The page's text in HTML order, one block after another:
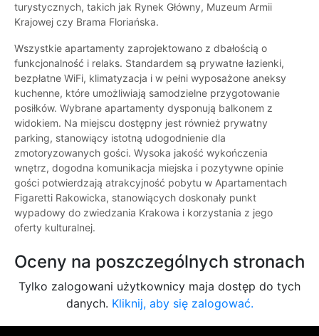
turystycznych, takich jak Rynek Główny, Muzeum Armii
Krajowej czy Brama Floriańska.
Wszystkie apartamenty zaprojektowano z dbałością o
funkcjonalność i relaks. Standardem są prywatne łazienki,
bezpłatne WiFi, klimatyzacja i w pełni wyposażone aneksy
kuchenne, które umożliwiają samodzielne przygotowanie
posiłków. Wybrane apartamenty dysponują balkonem z
widokiem. Na miejscu dostępny jest również prywatny
parking, stanowiący istotną udogodnienie dla
zmotoryzowanych gości. Wysoka jakość wykończenia
wnętrz, dogodna komunikacja miejska i pozytywne opinie
gości potwierdzają atrakcyjność pobytu w Apartamentach
Figaretti Rakowicka, stanowiących doskonały punkt
wypadowy do zwiedzania Krakowa i korzystania z jego
oferty kulturalnej.
Oceny na poszczególnych stronach
Tylko zalogowani użytkownicy maja dostęp do tych
danych. Kliknij, aby się zalogować.